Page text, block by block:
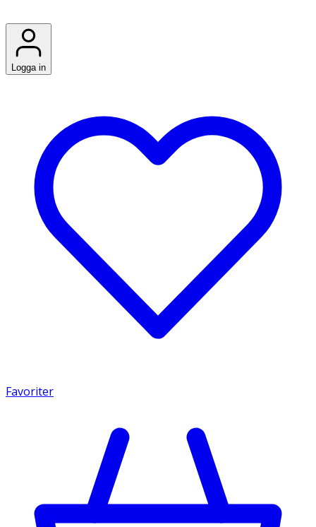
Logga in
Favoriter